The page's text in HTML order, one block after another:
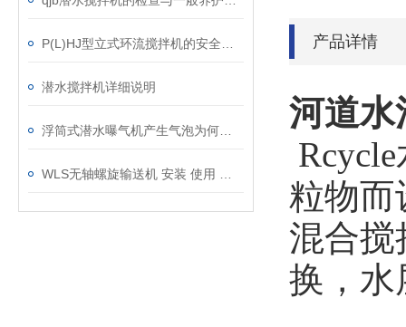
潜水搅拌机详细说明
产品详情
河道
粒物而
混合搅
换，水